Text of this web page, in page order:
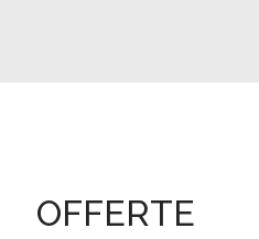
OFFERTE